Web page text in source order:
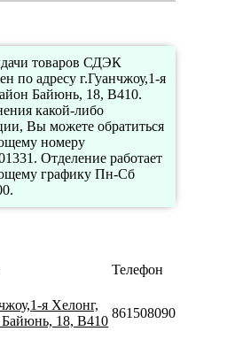
товаров СДЭК
по адресу г.Гуанчжоу,1-я
Байюнь, 18, B410.
какой-либо
Вы можете обратиться
номеру
Отделение работает
графику Пн-Сб
Телефон
я Хелонг,
18, B410
8615080901331